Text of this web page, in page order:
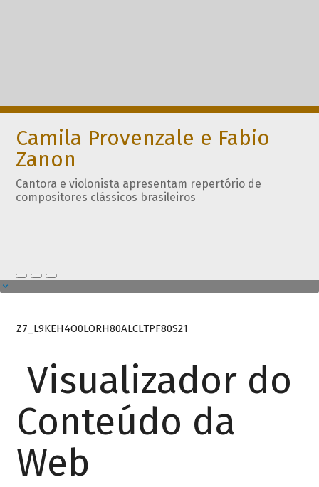
Camila Provenzale e Fabio
Zanon
Cantora e violonista apresentam repertório de
compositores clássicos brasileiros
Z7_L9KEH4O0LORH80ALCLTPF80S21
Visualizador do
Conteúdo da
Web